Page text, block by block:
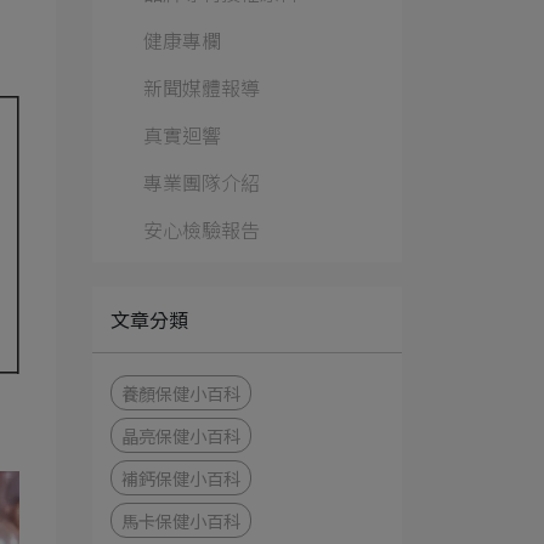
健康專欄
新聞媒體報導
真實迴響
專業團隊介紹
安心檢驗報告
文章分類
養顏保健小百科
晶亮保健小百科
補鈣保健小百科
馬卡保健小百科